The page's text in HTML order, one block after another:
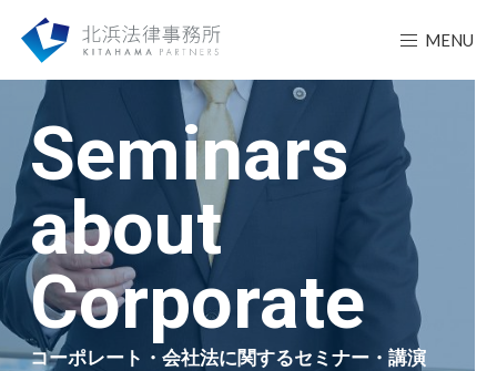
MENU
Seminars
about
Corporate
コーポレート・会社法に関するセミナー・講演